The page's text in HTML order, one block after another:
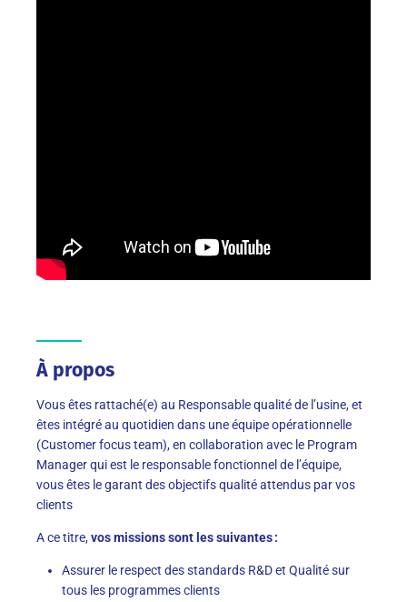
À propos
Vous êtes rattaché(e) au Responsable qualité de l’usine, et
êtes intégré au quotidien dans une équipe opérationnelle
(Customer focus team), en collaboration avec le Program
Manager qui est le responsable fonctionnel de l’équipe,
vous êtes le garant des objectifs qualité attendus par vos
clients
A ce titre,vos missions sont les suivantes :
Assurer le respect des standards R&D et Qualité sur
tous les programmes clients